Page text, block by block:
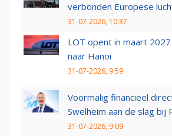
verbonden Europese
31-07-2026, 10:37
LOT opent in maart
naar Hanoi
31-07-2026, 9:59
Voormalig financieel
Swelheim aan de slag bij
31-07-2026, 9:09